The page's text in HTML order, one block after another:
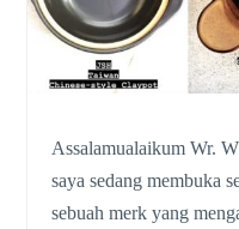
Assalamualaikum Wr.
saya sedang membuka
sebuah merk yang